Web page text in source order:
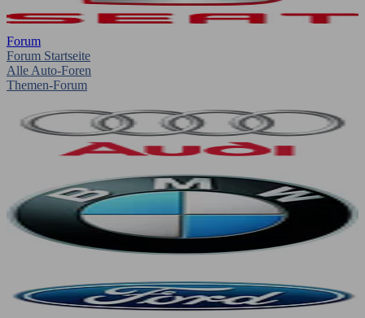
Forum
Forum Startseite
Alle Auto-Foren
Themen-Forum